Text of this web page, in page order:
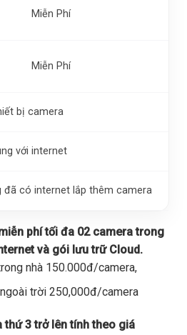
Miễn Phí
Miễn Phí
bị camera
với internet
đã có internet lắp thêm camera
phí tối đa 02 camera trong
và gói lưu trữ Cloud.
nhà 150.000đ/camera,
trời 250,000đ/camera
thứ 3 trở lên tính theo giá